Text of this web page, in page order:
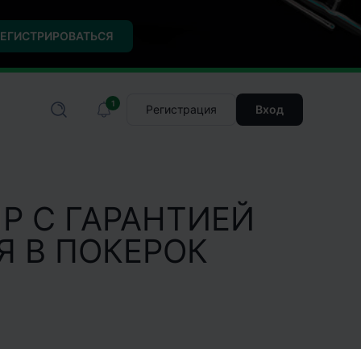
1 Регистрация Вход
С ГАРАНТИЕЙ
В ПОКЕРОК